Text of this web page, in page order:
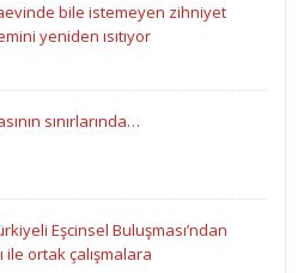
bile istemeyen zihniyet
yeniden ısıtıyor
sınırlarında…
Eşcinsel Buluşması’ndan
ile ortak çalışmalara